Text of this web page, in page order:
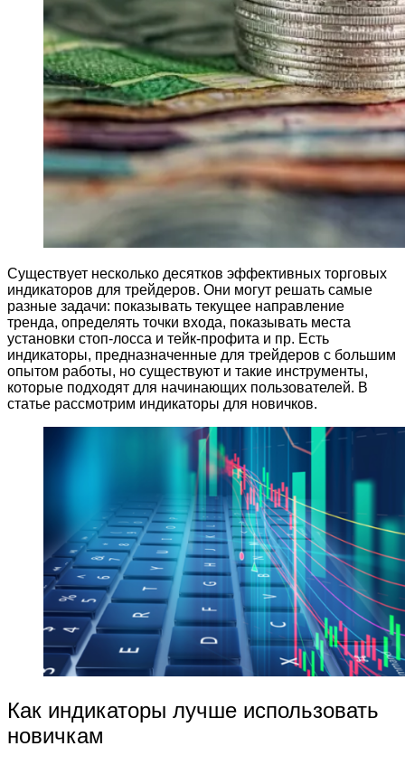
Существует несколько десятков эффективных торговых
индикаторов для трейдеров. Они могут решать самые
разные задачи: показывать текущее направление
тренда, определять точки входа, показывать места
установки стоп-лосса и тейк-профита и пр. Есть
индикаторы, предназначенные для трейдеров с большим
опытом работы, но существуют и такие инструменты,
которые подходят для начинающих пользователей. В
статье рассмотрим индикаторы для новичков.
Как индикаторы лучше использовать
новичкам